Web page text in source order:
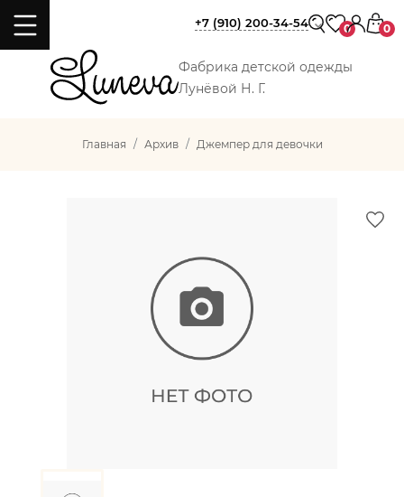
Фабрика детской одежды
Лунёвой Н. Г.
+7 (910) 200-34-54 0 0
Главная Архив Джемпер для девочки